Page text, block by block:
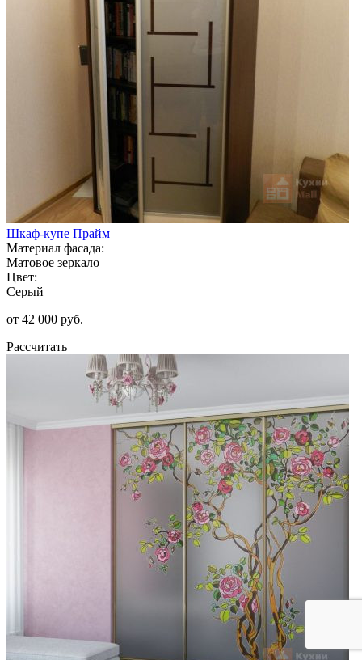
Шкаф-купе Прайм
Материал фасада:
Матовое зеркало
Цвет:
Серый
от 42 000 руб.
Рассчитать